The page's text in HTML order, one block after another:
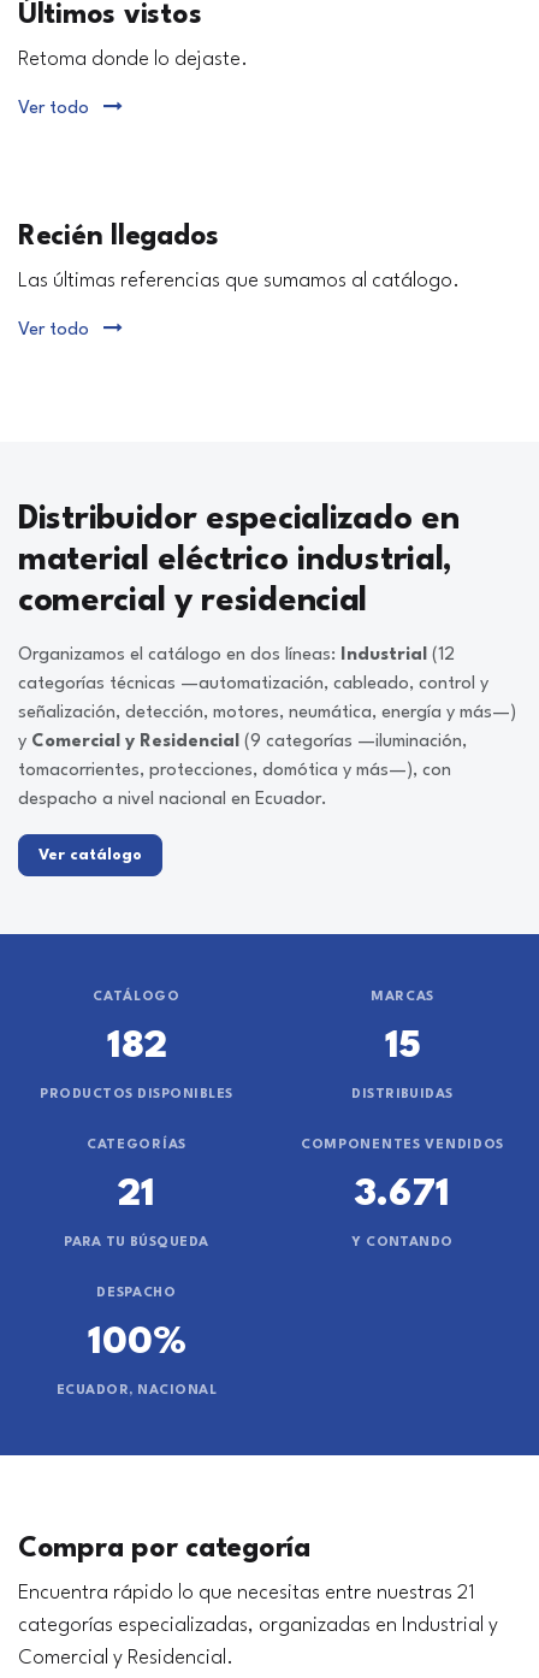
Últimos vistos
Retoma donde lo dejaste.
Ver todo
Recién llegados
Las últimas referencias que sumamos al catálogo.
Ver todo
Distribuidor especializado en
material eléctrico industrial,
comercial y residencial
Organizamos el catálogo en dos líneas: Industrial (12
categorías técnicas —automatización, cableado, control y
señalización, detección, motores, neumática, energía y más—)
y Comercial y Residencial (9 categorías —iluminación,
tomacorrientes, protecciones, domótica y más—), con
despacho a nivel nacional en Ecuador.
Ver catálogo
CATÁLOGO
182
PRODUCTOS DISPONIBLES
MARCAS
15
DISTRIBUIDAS
CATEGORÍAS
21
PARA TU BÚSQUEDA
COMPONENTES VENDIDOS
3.671
Y CONTANDO
DESPACHO
100%
ECUADOR, NACIONAL
Compra por categoría
Encuentra rápido lo que necesitas entre nuestras 21
categorías especializadas, organizadas en Industrial y
Comercial y Residencial.